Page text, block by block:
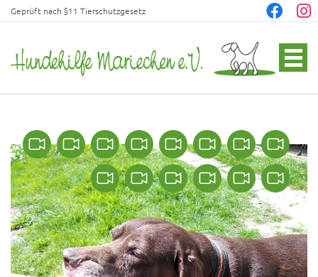
Geprüft nach §11 Tierschutzgesetz